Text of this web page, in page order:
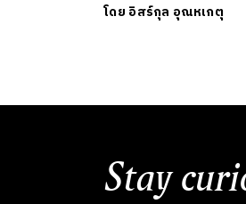
โดย อิสร์กุล อุณหเกตุ
Stay